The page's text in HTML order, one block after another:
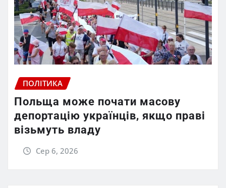
ПОЛІТИКА
Польща може почати масову
депортацію українців, якщо праві
візьмуть владу
Сер 6, 2026